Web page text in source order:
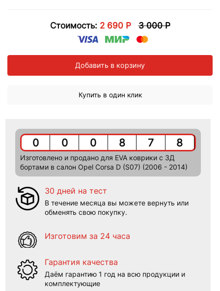
Стоимость: 2 690 Р 3 000 Р
Добавить в корзину
Купить в один клик
0 0 0 8 7 8
Изготовлено и продано для EVA коврики c 3Д
бортами в салон Opel Corsa D (S07) (2006 - 2014)
30 дней на тест
В течение месяца вы можете вернуть или
обменять свою покупку.
Изготовим за 24 часа
Гарантия качества
Даём гарантию 1 год на всю продукции и
комплектующие